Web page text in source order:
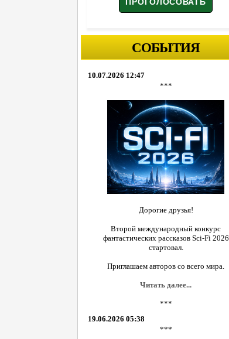
СОБЫТИЯ
10.07.2026 12:47
***
Дорогие друзья!
Второй международный конкурс
фантастических рассказов Sci-Fi 2026
стартовал.
Приглашаем авторов со всего мира.
Читать далее...
***
19.06.2026 05:38
***